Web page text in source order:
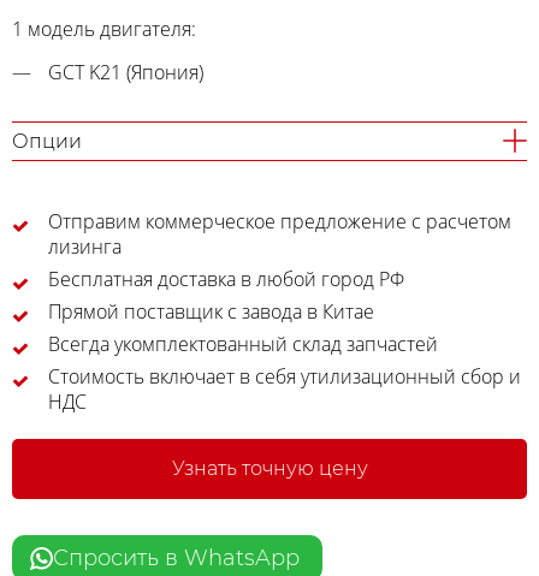
1 модель двигателя:
GCT K21 (Япония)
Опции
Отправим коммерческое предложение с расчетом
лизинга
Бесплатная доставка в любой город РФ
Прямой поставщик с завода в Китае
Всегда укомплектованный склад запчастей
Стоимость включает в себя утилизационный сбор и
НДС
Узнать точную цену
Спросить в WhatsApp